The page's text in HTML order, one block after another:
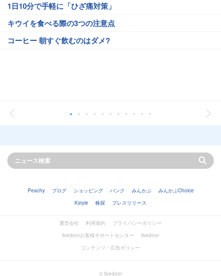
1日10分で手軽に「ひざ痛対策」
キウイを食べる際の3つの注意点
コーヒー 朝すぐ飲むのはダメ?
Peachy ブログ ショッピング バンク みんかぶ
みんかぶChoice
Kstyle
株探 プレスリリース
運営会社 利用規約
プライバシーポリシー
livedoorお客様サポートセンター
livedoor
コンテンツ・広告ポリシー
© livedoor